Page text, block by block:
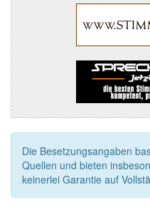
Die Besetzungsangaben
Quellen und bieten
keinerlei Garantie auf